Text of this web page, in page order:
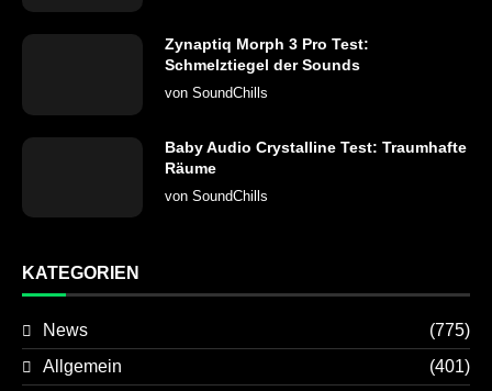
Zynaptiq Morph 3 Pro Test:
Schmelztiegel der Sounds
von SoundChills
Baby Audio Crystalline Test: Traumhafte
Räume
von SoundChills
KATEGORIEN
News
(775)
Allgemein
(401)